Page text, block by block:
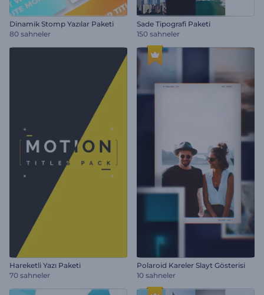
Dinamik Stomp Yazılar Paketi
80 sahneler
Sade Tipografi Paketi
150 sahneler
Hareketli Yazı Paketi
70 sahneler
Polaroid Kareler Slayt Gösterisi
10 sahneler